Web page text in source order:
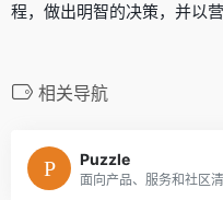
程，做出明智的决策，并以
相关导航
Puzzle
面向产品、服务和社区